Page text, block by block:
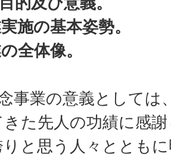
施の基本姿勢。
全体像。
念事業の意義として
た先人の功績に感
と思う人々ととも